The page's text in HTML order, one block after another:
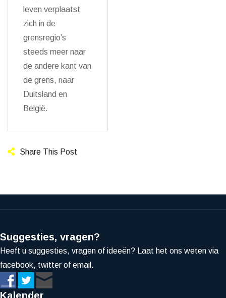
leven verplaatst
zich in de
grensregio’s
steeds meer naar
de andere kant van
de grens, naar
Duitsland en
België.
Share This Post
Suggesties, vragen?
Heeft u suggesties, vragen of ideeën? Laat het ons weten via
facebook, twitter of email.
Kalender